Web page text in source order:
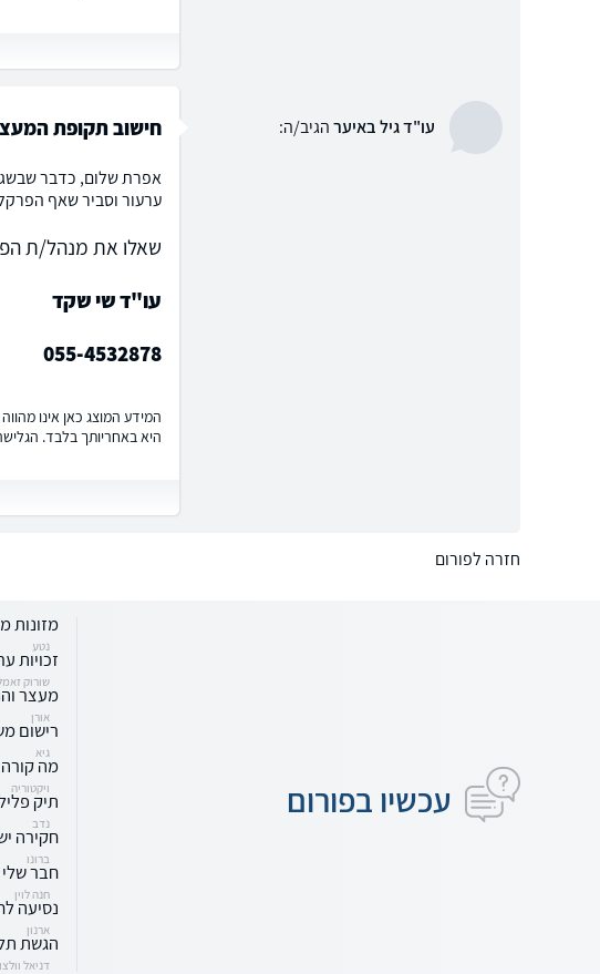
עו"ד גיל באיערהגיב/ה: חישוב תקופת
אפרת שלום, כדבר
ערעור וסביר שאף
שאלו את מנהל/ת
עו"ד שי שקד
055-4532878
המידע המוצג כאן אינו
היא באחריותך בלבד.
חזרה לפורום
עכשיו בפורום
מזונות
נטע
זכויות
שורוק
מעצר
אורן
רישום
גיא
מה
ויקטוריה
תיק
נדב
חקירה ישנה
ברונו
חבר שלי
חנה לוין
נסיעה
ארנון
הגשת
דניאל